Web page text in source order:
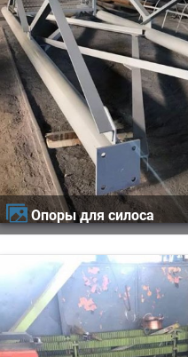
Опоры для силоса